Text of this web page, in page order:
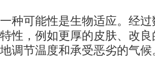
一种可能性是生物适应。经
特性，例如更厚的皮肤、改
地调节温度和承受恶劣的气候